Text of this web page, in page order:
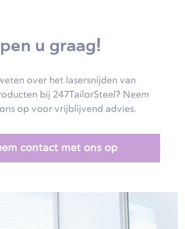
u graag!
over het lasersnijden van
bij 247TailorSteel? Neem
op voor vrijblijvend advies.
contact met ons op